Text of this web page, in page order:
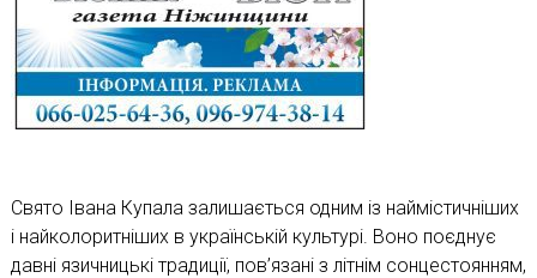
Свято Івана Купала залишається одним із наймістичніших
і найколоритніших в українській культурі. Воно поєднує
давні язичницькі традиції, пов’язані з літнім сонцестоянням,